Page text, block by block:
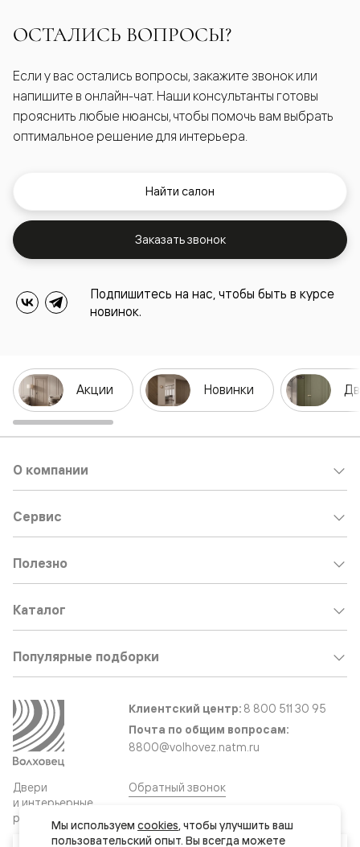
ОСТАЛИСЬ ВОПРОСЫ?
Если у вас остались вопросы, закажите звонок или
напишите в онлайн-чат. Наши консультанты готовы
прояснить любые нюансы, чтобы помочь вам выбрать
оптимальное решение для интерьера.
Найти салон
Заказать звонок
Подпишитесь на нас, чтобы быть в курсе
новинок.
Акции Новинки
Двери
и интерьерные
решения
О компании
Сервис
Полезно
Каталог
Популярные подборки
Клиентский центр: 8 800 511 30 95
Почта по общим вопросам:
8800@volhovez.natm.ru
Обратный звонок
Мы используем cookies, чтобы улучшить ваш
пользовательский опыт. Вы всегда можете